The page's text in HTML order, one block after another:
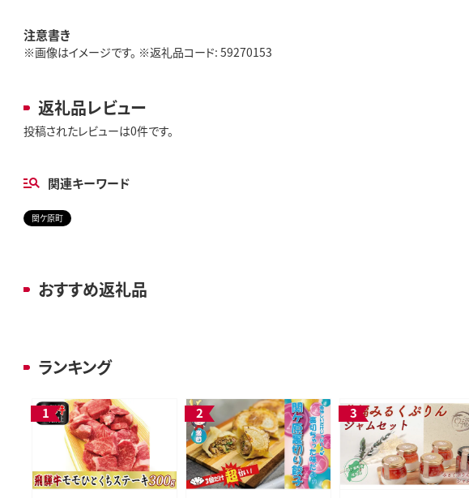
注意書き
※画像はイメージです。 ※返礼品コード: 59270153
返礼品レビュー
投稿されたレビューは0件です。
関連キーワード
関ケ原町
おすすめ返礼品
ランキング